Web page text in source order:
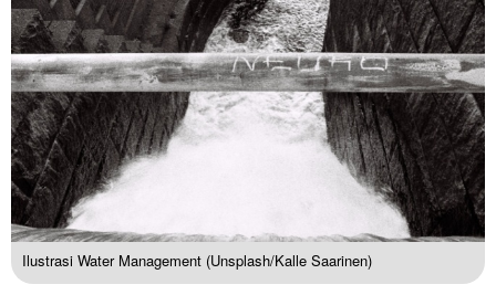
Ilustrasi Water Management (Unsplash/Kalle Saarinen)